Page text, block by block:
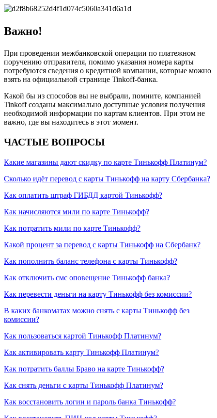
Важно!
При проведении межбанковской операции по платежном
поручению отправителя, помимо указания номера карты
потребуются сведения о кредитной компании, которые можно
взять на официальной странице Tinkoff-банка.
Какой бы из способов вы не выбрали, помните, компанией
Tinkoff созданы максимально доступные условия получения
необходимой информации по картам клиентов. При этом не
важно, где вы находитесь в этот момент.
ЧАСТЫЕ ВОПРОСЫ
Какие магазины дают скидку по карте Тинькофф Платинум?
Сколько идёт перевод с карты Тинькофф на карту Сбербанка?
Как оплатить штраф ГИБДД картой Тинькофф?
Как начисляются мили по карте Тинькофф?
Как потратить мили по карте Тинькофф?
Какой процент за перевод с карты Тинькофф на Сбербанк?
Как пополнить баланс телефона с карты Тинькофф?
Как отключить смс оповещение Тинькофф банка?
Как перевести деньги на карту Тинькофф без комиссии?
В каких банкоматах можно снять с карты Тинькофф без
комиссии?
Как пользоваться картой Тинькофф Платинум?
Как активировать карту Тинькофф Платинум?
Как потратить баллы Браво на карте Тинькофф?
Как снять деньги с карты Тинькофф Платинум?
Как восстановить логин и пароль банка Тинькофф?